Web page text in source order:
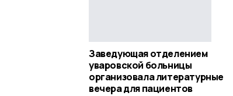
Заведующая отделением
уваровской больницы
организовала литературные
вечера для пациентов